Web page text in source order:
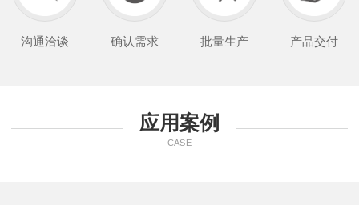
沟通洽谈 确认需求 批量生产 产品交付
应用案例
CASE